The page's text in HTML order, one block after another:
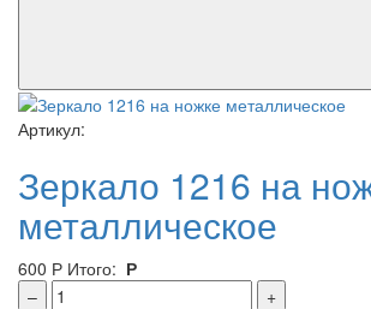
Артикул:
Зеркало 1216 на
металлическое
600 Р Итого: Р
–
+